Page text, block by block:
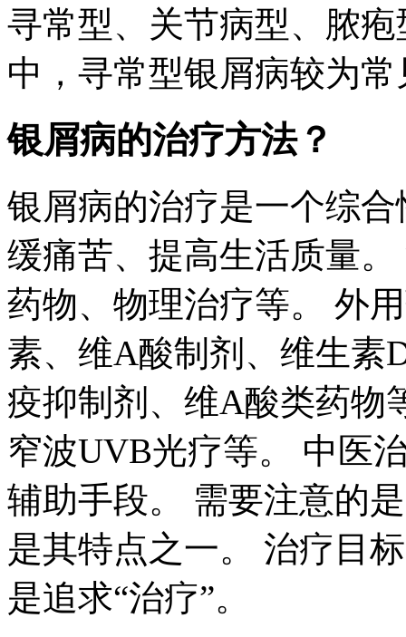
寻常型、关节病型、脓
中，寻常型银屑病较为
银屑病的治疗方法？
银屑病的治疗是一个综
缓痛苦、提高生活质量
药物、物理治疗等。 外
素、维A酸制剂、维生素
疫抑制剂、维A酸类药物
窄波UVB光疗等。 中医
辅助手段。 需要注意的
是其特点之一。 治疗目
是追求“治疗”。